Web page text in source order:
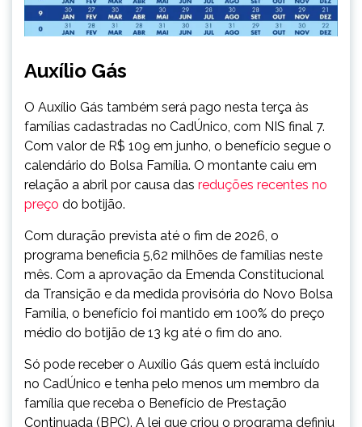
Auxílio Gás
O Auxílio Gás também será pago nesta terça às
famílias cadastradas no CadÚnico, com NIS final 7.
Com valor de R$ 109 em junho, o benefício segue o
calendário do Bolsa Família. O montante caiu em
relação a abril por causa das reduções recentes no
preço do botijão.
Com duração prevista até o fim de 2026, o
programa beneficia 5,62 milhões de famílias neste
mês. Com a aprovação da Emenda Constitucional
da Transição e da medida provisória do Novo Bolsa
Família, o benefício foi mantido em 100% do preço
médio do botijão de 13 kg até o fim do ano.
Só pode receber o Auxílio Gás quem está incluído
no CadÚnico e tenha pelo menos um membro da
família que receba o Benefício de Prestação
Continuada (BPC). A lei que criou o programa definiu